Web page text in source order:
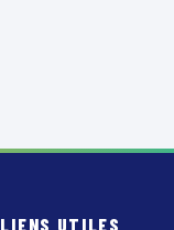
LIENS UTILES